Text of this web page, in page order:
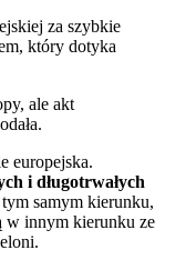
za szybkie
który dotyka
ale akt
europejska.
i długotrwałych
samym kierunku,
w innym kierunku ze